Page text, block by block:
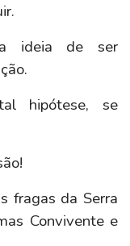
ideia de ser
hipótese, se
fragas da Serra
Convivente e